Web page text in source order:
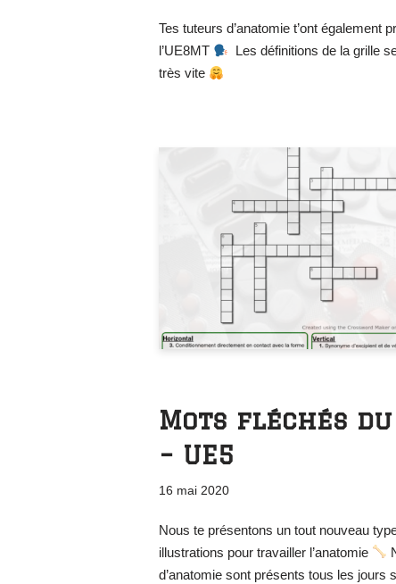
Tes tuteurs d’anatomie t’ont
l’UE8MT
Les définitions de la grille
très vite
Mots fléchés
– UE5
16 mai 2020
Nous te présentons un tout nouveau
illustrations pour travailler l’anatomie
d’anatomie sont présents tous les jours